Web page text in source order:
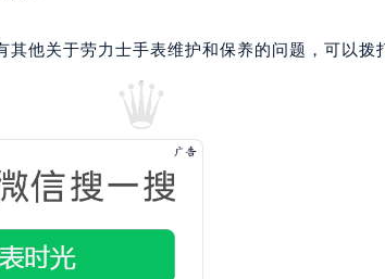
其他关于劳力士手表维护和保养的问题，可以拨